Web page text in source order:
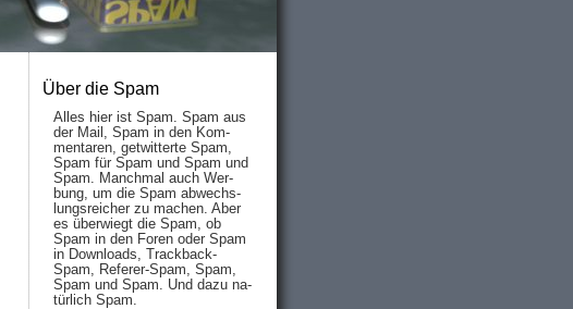
Über die Spam
Alles hier ist Spam. Spam aus
der Mail, Spam in den Kom­
men­taren, ge­twit­ter­te Spam,
Spam für Spam und Spam und
Spam. Manch­mal auch Wer­
bung, um die Spam ab­wechs­
lungs­reich­er zu mach­en. Aber
es über­wiegt die Spam, ob
Spam in den Fo­ren oder Spam
in Down­loads, Track­back-
Spam, Re­fe­rer-Spam, Spam,
Spam und Spam. Und da­zu na­
tür­lich Spam.